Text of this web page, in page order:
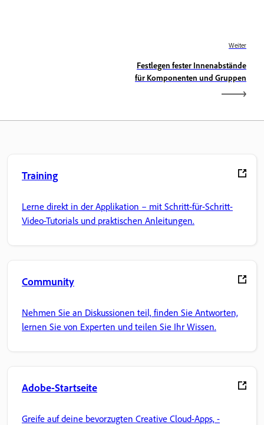
Weiter
Festlegen fester Innenabstände
für Komponenten und Gruppen
Training
Lerne direkt in der Applikation – mit Schritt-für-Schritt-
Video-Tutorials und praktischen Anleitungen.
Community
Nehmen Sie an Diskussionen teil, finden Sie Antworten,
lernen Sie von Experten und teilen Sie Ihr Wissen.
Adobe-Startseite
Greife auf deine bevorzugten Creative Cloud-Apps, -